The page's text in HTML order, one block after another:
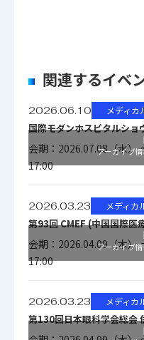
カメラケーブル
時
性能
2
に
関連するイベ
2026.06.10 メディカ
国際モダンホスピタルショ
会期：2026.07.08（水）
17:00
アーカイブ
2026.03.23 メディカ
第93回 CMEF (中国国際医
会期：2026.04.09（木）
17:00
アーカイブ
2026.03.23 メディカ
第130回日本眼科学会総会